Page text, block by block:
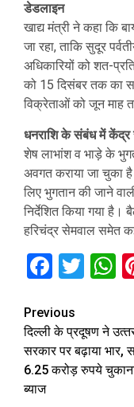
डेडलाइन
खाद्य मंत्री ने कहा कि
जा रहा, ताकि सुदूर
अधिकारियों को शत-
को 15 दिसंबर तक का
विक्रेताओं को जून माह
धनराशि के संबंध में केंद्र
शेष लाभांश व भाड़े के
अवगत कराया जा चुका
लिए भुगतान की जाने
निर्देशित किया गया
हरिचंद्र सेमवाल समेत
Continue
Reading
Previous
दिल्‍ली के प्रदूषण ने
सरकार पर बढ़ाया भार,
6.25 करोड़ रुपये चुकाना
ब्‍याज